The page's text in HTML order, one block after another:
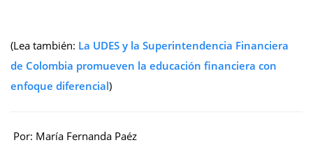
(Lea también: La UDES y la Superintendencia Financiera
de Colombia promueven la educación financiera con
enfoque diferencial)
Por: María Fernanda Paéz